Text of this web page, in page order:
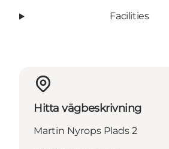
Facilities
Hitta vägbeskrivning
Martin Nyrops Plads 2